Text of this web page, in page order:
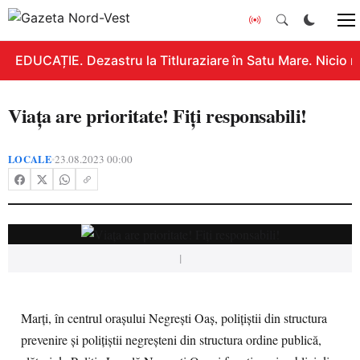
EDUCAȚIE. Dezastru la Titluraziare în Satu Mare. Nicio
Viața are prioritate! Fiți responsabili!
LOCALE•23.08.2023 00:00
|
Marți, în centrul orașului Negrești Oaș, polițiștii din structura
prevenire și polițiștii negreșteni din structura ordine publică,